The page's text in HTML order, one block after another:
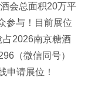
会总面积20万平
参与！目前展位
占2026南京糖酒
（微信同号）
申请展位！